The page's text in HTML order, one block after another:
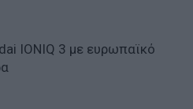
IONIQ 3 με ευρωπαϊκό